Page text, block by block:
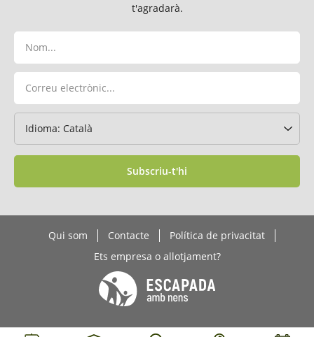
t'agradarà.
Subscriu-t'hi
Qui som Contacte
Política de privacitat
Ets empresa o allotjament?